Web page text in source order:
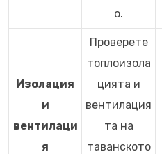
о.
Изолация
и
вентилаци
я
Проверете
топлоизола
цията и
вентилация
та на
таванското